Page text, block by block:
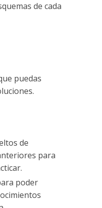
de cada
puedas
de
para
poder